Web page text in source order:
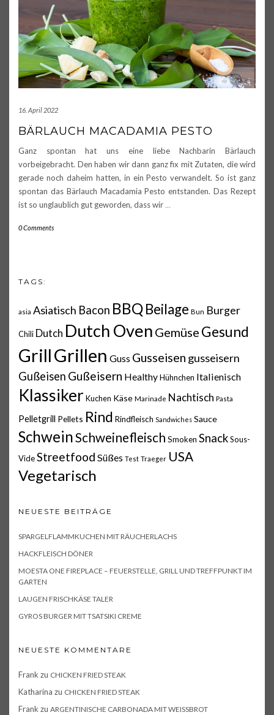
16. April 2022
BÄRLAUCH MACADAMIA PESTO
Ganz spontan hat uns eine liebe Nachbarin Bärlauch
vorbeigebracht. Den haben wir dann ganz fix mit Zutaten, die wird
gerade noch daheim hatten, in ein Pesto verwandelt. So ist ganz
spontan das Bärlauch Macadamia Pesto entstanden. Das Rezept
ist so unglaublich gut geworden, dass wir…
0 Comments
TAGS:
asia Asiatisch Bacon BBQBeilage Bun Burger
Chili Dutch Dutch Oven Gemüse Gesund
GrillGrillen Guss Gusseisen gusseisern
Gußeisen Gußeisern HealthyHühnchen Italienisch
Klassiker Kuchen Käse Marinade Nachtisch Pasta
Pelletgrill Pellets Rind Rindfleisch Sandwiches Sauce
SchweinSchweinefleisch Smoken SnackSous-
VideStreetfood Süßes Test Traeger USA
Vegetarisch
NEUESTE BEITRÄGE
SPARGELFLAMMKUCHEN MIT RÄUCHERLACHS
HACKFLEISCH DÖNER
MOESTA ONE FIREPLACE – FEUERSTELLE, GRILL UND TREFFPUNKT IM
GARTEN
LAUGEN FRISCHKÄSE TALER
GYROS BURGER MIT TSATSIKI CREME
NEUESTE KOMMENTARE
Frankzu CHICKEN FRIED STEAK
Katharina zu CHICKEN FRIED STEAK
Frankzu ARGENTINISCHE CARBONADA MIT WEISSBROT